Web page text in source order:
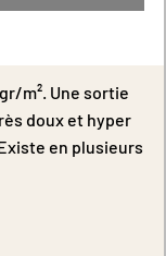
m². Une sortie
doux et hyper
en plusieurs